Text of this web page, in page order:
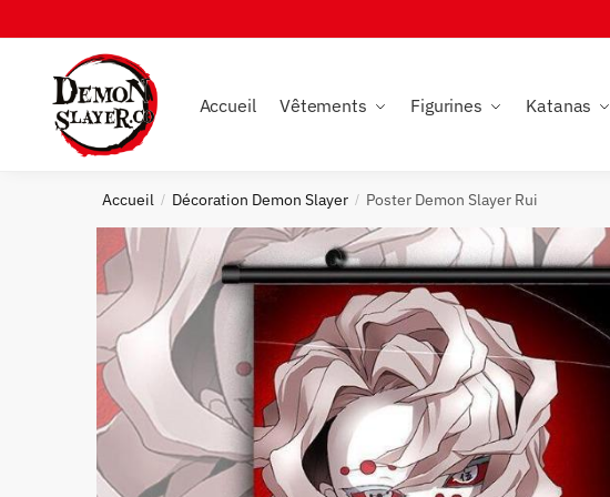
to
navigation
to
Accueil Vêtements Figurines Katanas
Accueil / Décoration Demon Slayer / Poster Demon Slayer Rui